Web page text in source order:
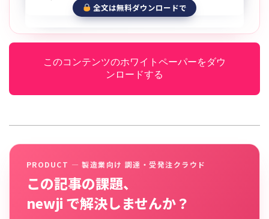
全文は無料ダウンロードで
このコンテンツのホワイトペーパーをダウ
ンロードする
PRODUCT — 製造業向け 調達・受発注クラウド
この記事の課題、
newji で解決しませんか？